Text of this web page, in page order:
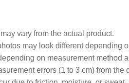
vary from the actual product.
may look different depending
on measurement method
errors (1 to 3 cm) from the